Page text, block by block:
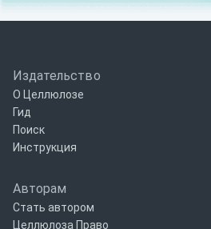
Издательство
О Целлюлозе
Гид
Поиск
Инструкция
Авторам
Стать автором
Целлюлоза Право